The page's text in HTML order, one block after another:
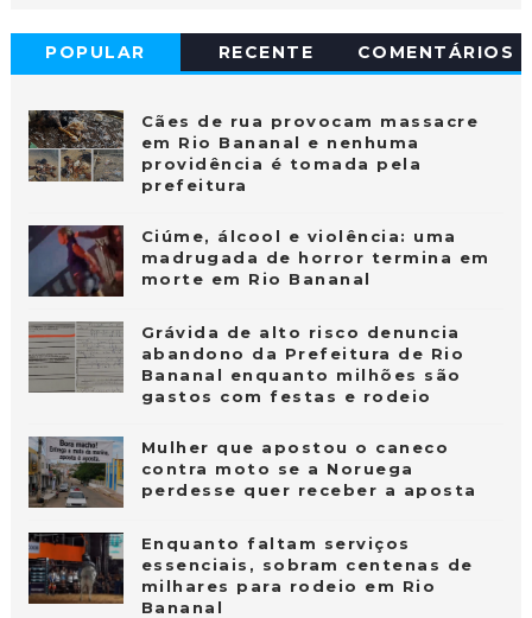
POPULAR RECENTE COMENTÁRIOS
Cães de rua provocam massacre
em Rio Bananal e nenhuma
providência é tomada pela
prefeitura
Ciúme, álcool e violência: uma
madrugada de horror termina em
morte em Rio Bananal
Grávida de alto risco denuncia
abandono da Prefeitura de Rio
Bananal enquanto milhões são
gastos com festas e rodeio
Mulher que apostou o caneco
contra moto se a Noruega
perdesse quer receber a aposta
Enquanto faltam serviços
essenciais, sobram centenas de
milhares para rodeio em Rio
Bananal